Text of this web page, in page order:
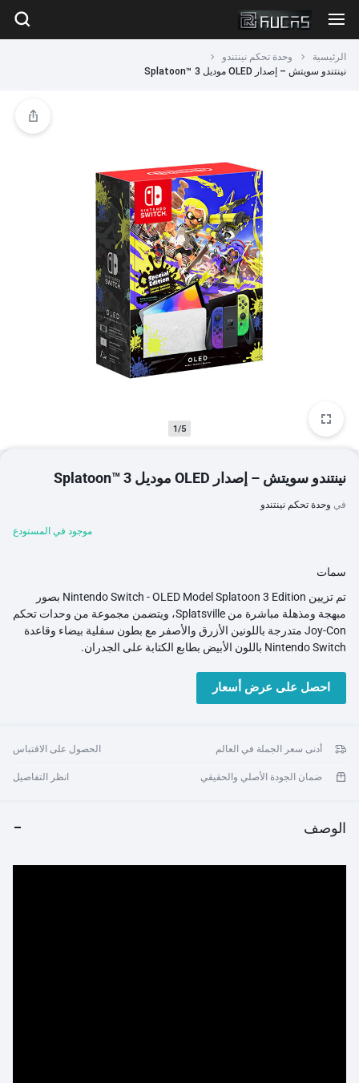
الرئيسية
وحدة تحكم نينتندو
نينتندو سويتش – إصدار OLED موديل Splatoon™ 3
1/5
نينتندو سويتش – إصدار OLED موديل Splatoon™ 3
في وحدة تحكم نينتندو
موجود في المستودع
سمات
تم تزيين Nintendo Switch - OLED Model Splatoon 3 Edition بصور
مبهجة ومذهلة مباشرة من Splatsville، ويتضمن مجموعة من وحدات تحكم
Joy-Con متدرجة باللونين الأزرق والأصفر مع بطون سفلية بيضاء وقاعدة
Nintendo Switch باللون الأبيض بطابع الكتابة على الجدران.
احصل على عرض أسعار
أدنى سعر الجملة في العالم الحصول على الاقتباس
ضمان الجودة الأصلي والحقيقي انظر التفاصيل
الوصف